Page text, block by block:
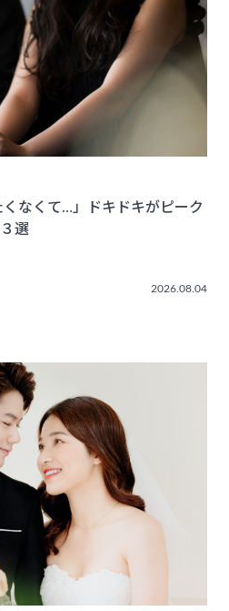
くなくて…」ドキドキがピーク
選
2026.08.04